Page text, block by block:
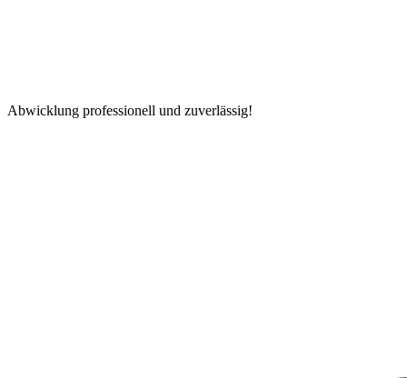
Abwicklung professionell und zuverlässig!